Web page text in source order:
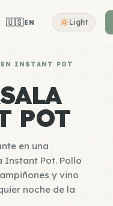
🇺🇸EN Light
EN INSTANT POT
POT
en una
Pot. Pollo
y vino
noche de la